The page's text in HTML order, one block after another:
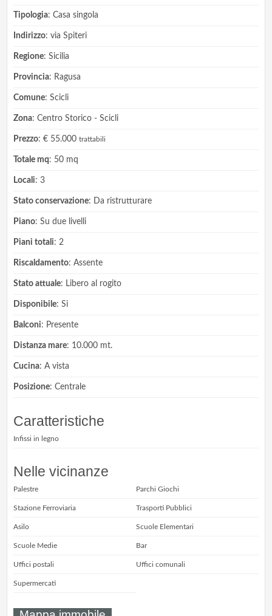
Tipologia: Casa singola
Indirizzo: via Spiteri
Regione: Sicilia
Provincia: Ragusa
Comune: Scicli
Zona: Centro Storico - Scicli
Prezzo: € 55.000trattabili
Totale mq: 50 mq
Locali: 3
Stato conservazione: Da ristrutturare
Piano: Su due livelli
Piani totali: 2
Riscaldamento: Assente
Stato attuale: Libero al rogito
Disponibile: Si
Balconi: Presente
Distanza mare: 10.000 mt.
Cucina: A vista
Posizione: Centrale
Caratteristiche
Infissi in legno
Nelle vicinanze
Palestre Parchi Giochi
Stazione Ferroviaria Trasporti Pubblici
Asilo Scuole Elementari
Scuole Medie Bar
Uffici postali Uffici comunali
Supermercati